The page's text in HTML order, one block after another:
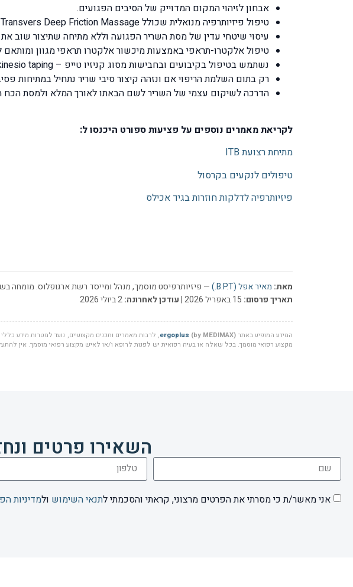
אבחון לזיהוי המקום המדוייק של הסיבים הפגועים.
טיפול פיזיותרפיה מנואלית שכולל Transvers Deep Friction Massage שמבוצע בניצב לכיוון סיבי השריר באיזור הפצוע ולכל איזור יש את הכיוון הספציפי שלו.
עיסוי שיטחי עדין של מסת השריר הפגועה וללא מתיחה שתיצור שוב
טיפול אלקטרו-תראפי באמצעות מיכשור אלקטרו תראפי מגוון ומותאם
נשתמש בטיפול בקיבועים ובחבישות מסוג קניזיו טייפ – kinesio taping שישפר הזרמת עודפי נוזל לימפטי וייצוב הסיבים הפגועים של השריר.
רק בתום השלמת הריפוי אם ונזהה קיצור סיבי שריר נתחיל במתיחות
הדרכה לשיקום עצמי של השריר לשם הבאתו לאורך המלא ולמסת הכח
לקריאת מאמרים נוספים על פציעות ספורט היכנסו ל:
מתיחת רצועת ITB
טיפולים לנקעים בקרסול
פיזיותרפיה לדלקות חוזרות בגיד אכילס
מאת: מאיר אפל (B.P.T.)
— פיזיותרפיסט מוסמך, מנהל ומייסד רשת ארגופלוס. מומחה
תאריך פרסום:
עודכן לאחרונה:
המידע המופיע באתר ergoplus (by MEDIMAX)
, לרבות מאמרים ותכנים מקצועיים, נועד למטרות מידע כללי
מקצוע רפואי מוסמך. בכל שאלה או בעיה רפואית יש לפנות לרופא ו/או לאיש מקצוע רפואי מוסמך. אין
השאירו פרטים
אני מאשר/ת כי מסרתי את הפרטים מרצוני, קראתי והסכמתי לתנאי השימוש ולמדיניות